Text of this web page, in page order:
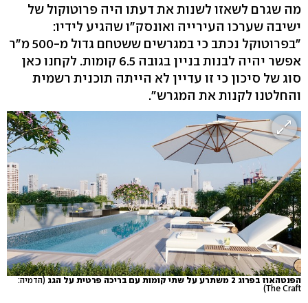
מה שגרם לשאזו לשנות את דעתו היה פרוטוקול של
ישיבה שערכו העירייה ואונסק"ו שהגיע לידיו:
"בפרוטוקל נכתב כי במגרשים ששטחם גדול מ-500 מ"ר
אפשר יהיה לבנות בניין בגובה 6.5 קומות. לקחנו כאן
סוג של סיכון כי זו עדיין לא הייתה תוכנית רשמית
והחלטנו לקנות את המגרש".
הפנטהאוז בפרוג 2 משתרע על שתי קומות עם בריכה פרטית על הגג
(הדמיה:
The Craft)